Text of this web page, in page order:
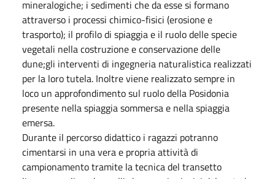
mineralogiche; i sedimenti che da esse si formano
attraverso i processi chimico-fisici (erosione e
trasporto); il profilo di spiaggia e il ruolo delle specie
vegetali nella costruzione e conservazione delle
dune;gli interventi di ingegneria naturalistica realizzati
per la loro tutela. Inoltre viene realizzato sempre in
loco un approfondimento sul ruolo della Posidonia
presente nella spiaggia sommersa e nella spiaggia
emersa.
Durante il percorso didattico i ragazzi potranno
cimentarsi in una vera e propria attività di
campionamento tramite la tecnica del transetto